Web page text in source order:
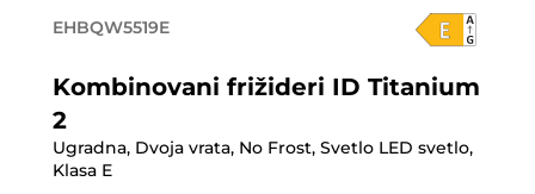
EHBQW5519E
Kombinovani frižideri ID Titanium
2
Ugradna, Dvoja vrata, No Frost, Svetlo LED svetlo,
Klasa E